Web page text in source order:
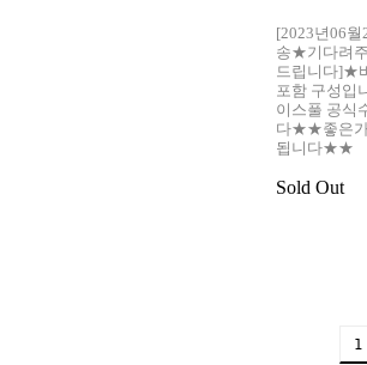
[2023년06
송★기다려
드립니다]★
포함 구성
이스풀 공식
다★★좋은가
됩니다★★
Sold Out
1